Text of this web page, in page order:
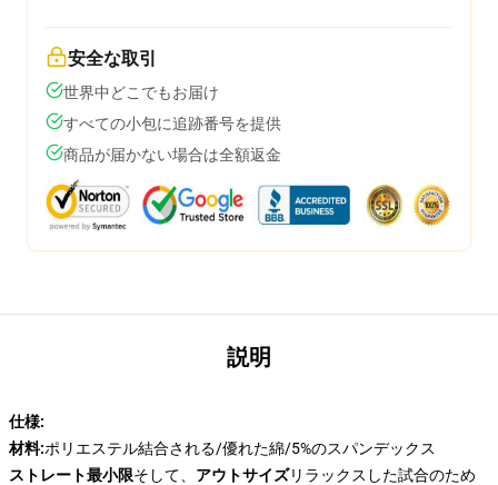
安全な取引
世界中どこでもお届け
すべての小包に追跡番号を提供
商品が届かない場合は全額返金
説明
仕様:
材料:ポリエステル結合される/優れた綿/5%のスパンデックス
ストレート最小限そして、 アウトサイズリラックスした試合のため